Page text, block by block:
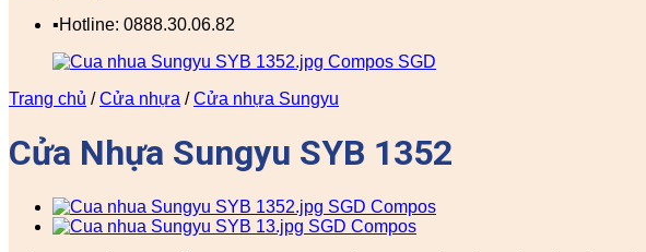
▪️Hotline: 0888.30.06.82
Trang chủ / Cửa nhựa / Cửa nhựa Sungyu
Cửa Nhựa Sungyu SYB 1352